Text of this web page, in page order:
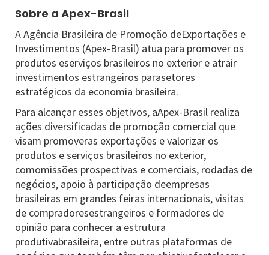
Sobre a Apex-Brasil
A Agência Brasileira de Promoção deExportações e
Investimentos (Apex-Brasil) atua para promover os
produtos eserviços brasileiros no exterior e atrair
investimentos estrangeiros parasetores
estratégicos da economia brasileira.
Para alcançar esses objetivos, aApex-Brasil realiza
ações diversificadas de promoção comercial que
visam promoveras exportações e valorizar os
produtos e serviços brasileiros no exterior,
comomissões prospectivas e comerciais, rodadas de
negócios, apoio à participação deempresas
brasileiras em grandes feiras internacionais, visitas
de compradoresestrangeiros e formadores de
opinião para conhecer a estrutura
produtivabrasileira, entre outras plataformas de